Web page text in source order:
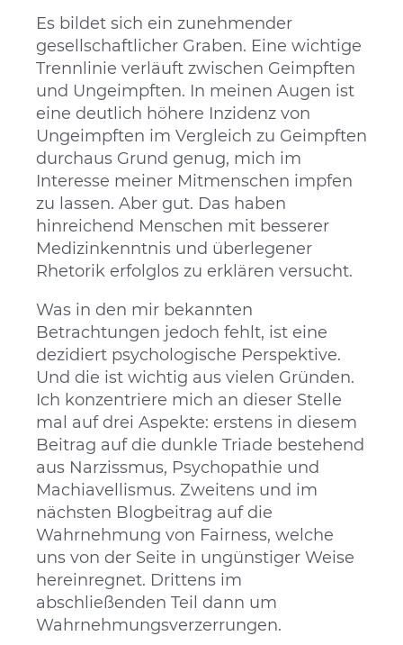
Es bildet sich ein zunehmender
gesellschaftlicher Graben. Eine wichtige
Trennlinie verläuft zwischen Geimpften
und Ungeimpften. In meinen Augen ist
eine deutlich höhere Inzidenz von
Ungeimpften im Vergleich zu Geimpften
durchaus Grund genug, mich im
Interesse meiner Mitmenschen impfen
zu lassen. Aber gut. Das haben
hinreichend Menschen mit besserer
Medizinkenntnis und überlegener
Rhetorik erfolglos zu erklären versucht.
Was in den mir bekannten
Betrachtungen jedoch fehlt, ist eine
dezidiert psychologische Perspektive.
Und die ist wichtig aus vielen Gründen.
Ich konzentriere mich an dieser Stelle
mal auf drei Aspekte: erstens in diesem
Beitrag auf die dunkle Triade bestehend
aus Narzissmus, Psychopathie und
Machiavellismus. Zweitens und im
nächsten Blogbeitrag auf die
Wahrnehmung von Fairness, welche
uns von der Seite in ungünstiger Weise
hereinregnet. Drittens im
abschließenden Teil dann um
Wahrnehmungsverzerrungen.